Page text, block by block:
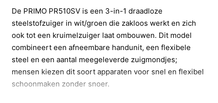
De PRIMO PR510SV is een 3-in-1 draadloze
steelstofzuiger in wit/groen die zakloos werkt en zich
ook tot een kruimelzuiger laat ombouwen. Dit model
combineert een afneembare handunit, een flexibele
steel en een aantal meegeleverde zuigmondjes;
mensen kiezen dit soort apparaten voor snel en flexibel
schoonmaken zonder snoer.